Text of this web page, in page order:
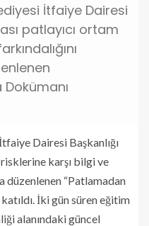
İtfaiye Dairesi
patlayıcı ortam
Dairesi Başkanlığı
karşı bilgi ve
düzenlenen “Patlamadan
İki gün süren eğitim
alanındaki güncel